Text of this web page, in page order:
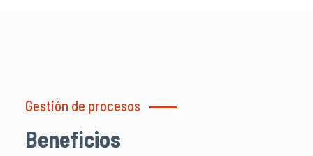
Beneficios
Gestión de procesos